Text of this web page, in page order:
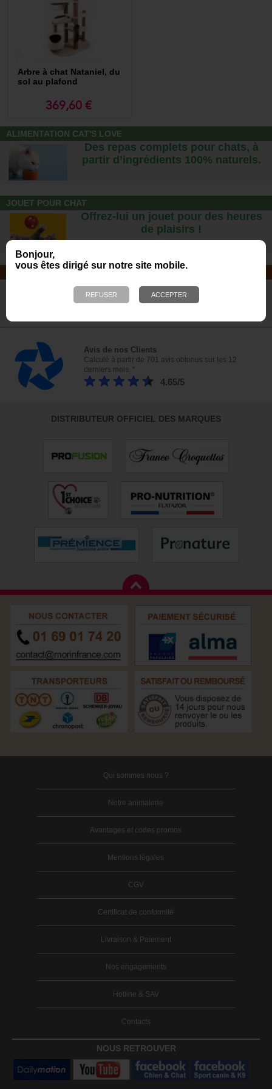
Bonjour,
vous êtes dirigé sur notre site mobile.
À qui s'adressent ces arbres à chats géants ?
Ces arbres à chat très hauts sont parfaits pour les propriétaires de chats
qui disposent de suffisamment de place pour accueillir de telles
particulièrement adaptés aux chats d'appartement qui n'ont pas accès à
l'extérieur, leur fournissant un environnement enrichissant pour satisfaire
leurs instincts naturels.
Découvrez également toute notre gamme
Chez Morin France, nous offrons une gamme complète d'arbres à chat
pour répondre à tous les besoins et préférences. Visitez notrepage
dédiée aux arbres à chatpour explorer des options allant demoins de
100 cm
modèles de 100 cm à 199 cm
vous recherchez un style précis, dans ce cas, découvrez nos arbres à
Morin France s'engage à offrir des solutions au meilleur rapport qualité
prix pour le bonheur et la santé de votre chat, quelle que soit la taille ou
le style de l'arbre à chat que vous recherchez.
Arbre à chat Nataniel, du
sol au plafond
369,60 €
ALIMENTATION CAT'S LOVE
Des repas complets pour chats, à
partir d’ingrédients 100% naturels.
JOUET POUR CHAT
Offrez-lui un jouet pour des heures
de plaisirs !
NOTRE MAGASIN
Plus de 6 000 références - Venez
nous rendre visite !
Avis de nos Clients
Calculé à partir de 701 avis obtenus sur les 12
derniers mois. *
4.65/5
DISTRIBUTEUR OFFICIEL DES MARQUES
Qui sommes nous ?
Notre animalerie
Avantages et codes promos
Mentions légales
CGV
Certificat de conformité
Livraison & Paiement
Nos engagements
Hotline & SAV
Contacts
NOUS RETROUVER